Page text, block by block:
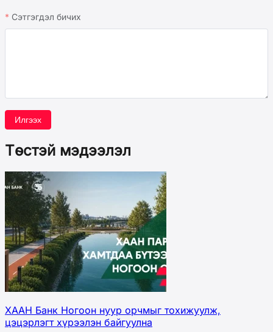
Сэтгэгдэл бичих
Илгээх
Төстэй мэдээлэл
ХААН Банк Ногоон нуур орчмыг тохижуулж,
цэцэрлэгт хүрээлэн байгуулна